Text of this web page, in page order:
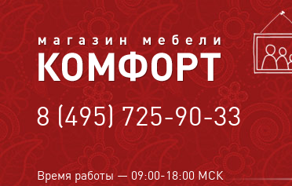
8 (495) 725-90-33
Время работы — 09:00-18:00 МСК